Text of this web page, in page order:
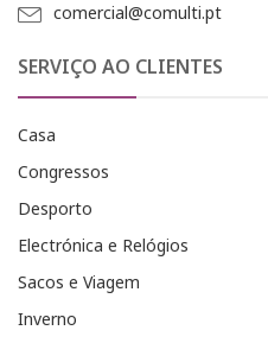
comercial@comulti.pt
SERVIÇO AO CLIENTES
Casa
Congressos
Desporto
Electrónica e Relógios
Sacos e Viagem
Inverno